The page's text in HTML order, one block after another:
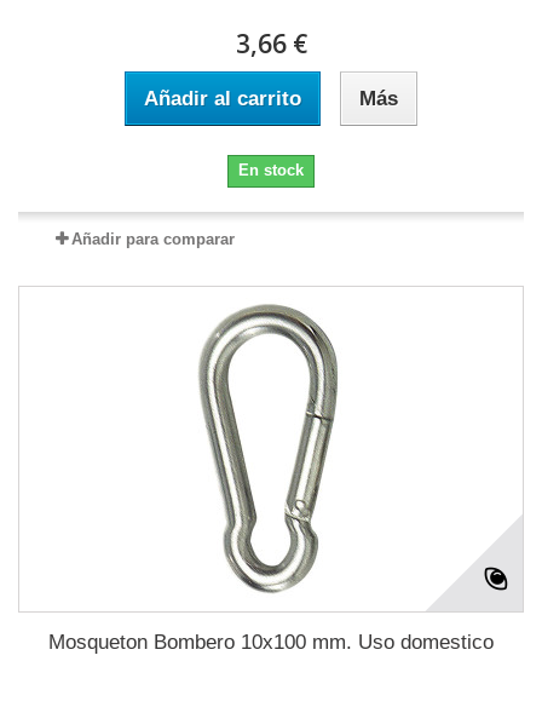
3,66 €
Añadir al carrito Más
En stock
Añadir para comparar
Mosqueton Bombero 10x100 mm. Uso domestico